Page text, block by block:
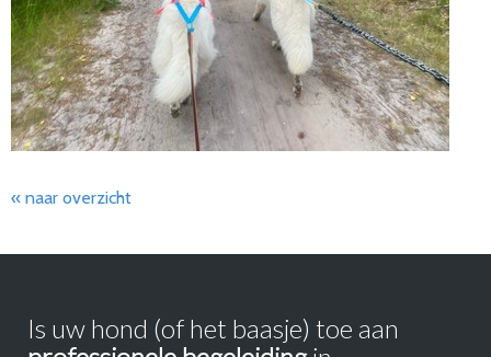
« naar overzicht
Is uw hond (of het baasje) toe aan